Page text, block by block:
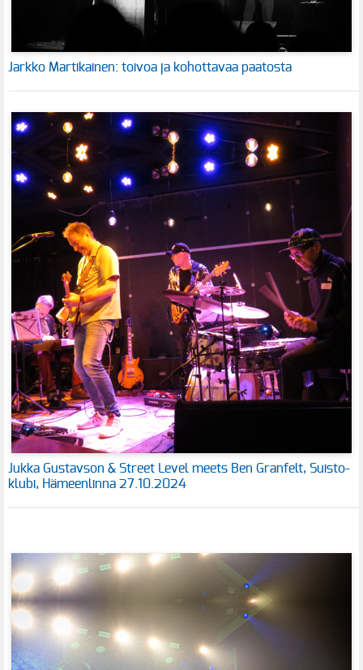
Jarkko Martikainen: toivoa ja kohottavaa paatosta
Jukka Gustavson & Street Level meets Ben Granfelt, Suisto-
klubi, Hämeenlinna 27.10.2024